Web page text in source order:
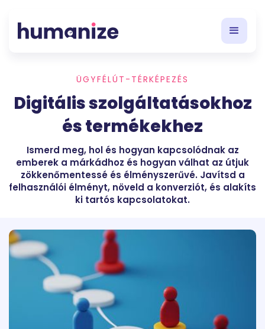
ÜGYFÉLÚT-TÉRKÉPEZÉS
Digitális szolgáltatásokhoz
és termékekhez
Ismerd meg, hol és hogyan kapcsolódnak az
emberek a márkádhoz és hogyan válhat az útjuk
zökkenőmentessé és élményszerűvé. Javítsd a
felhasználói élményt, növeld a konverziót, és alakíts
ki tartós kapcsolatokat.